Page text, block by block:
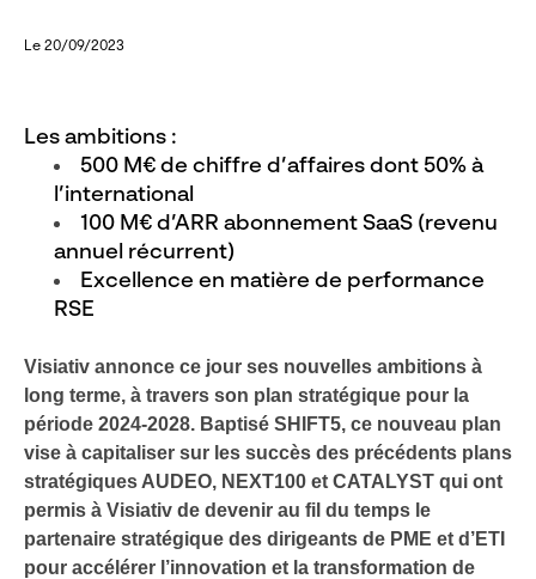
Le 20/09/2023
Les ambitions :
500 M€ de chiffre d’affaires dont 50% à
l’international
100 M€ d’ARR abonnement SaaS (revenu
annuel récurrent)
Excellence en matière de performance
RSE
Visiativ annonce ce jour ses nouvelles ambitions à
long terme, à travers son plan stratégique pour la
période 2024-2028. Baptisé SHIFT5, ce nouveau plan
vise à capitaliser sur les succès des précédents plans
stratégiques AUDEO, NEXT100 et CATALYST qui ont
permis à Visiativ de devenir au fil du temps le
partenaire stratégique des dirigeants de PME et d’ETI
pour accélérer l’innovation et la transformation de